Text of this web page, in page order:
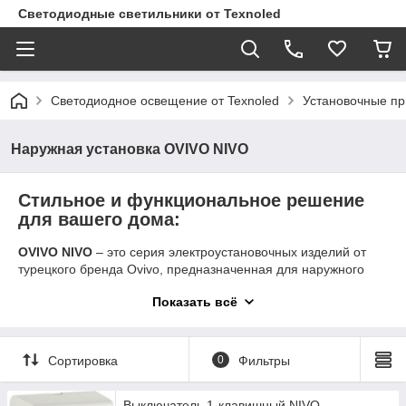
Светодиодные светильники от Texnoled
Светодиодное освещение от Texnoled Установочные
Наружная установка OVIVO NIVO
Стильное и функциональное решение
для вашего дома:
OVIVO NIVO – это серия электроустановочных изделий от
турецкого бренда Ovivo, предназначенная для наружного
качество материалов и безупречную функциональность.
Изделия серии NIVO изготовлены из
высококачественных материалов, что обеспечивает их
Показать всё
Сортировка 0 Фильтры